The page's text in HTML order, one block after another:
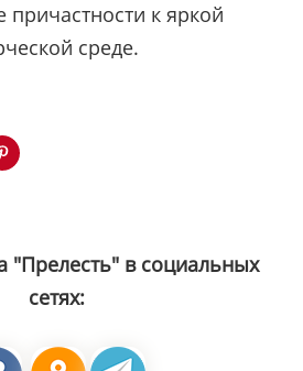
к яркой
среде.
"Прелесть" в социальных
сетях: